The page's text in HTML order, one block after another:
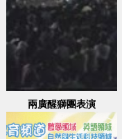
兩廣醒獅團表演